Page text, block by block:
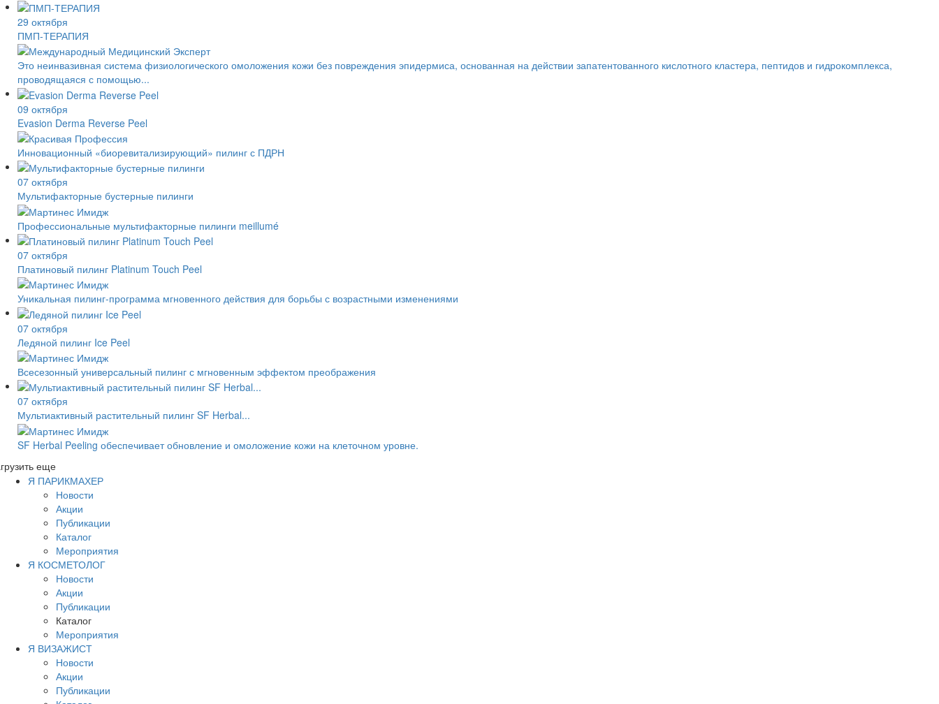
29 октября
ПМП-ТЕРАПИЯ
Это неинвазивная система физиологического омоложения кожи без повреждения эпидермиса, основанная на действии запатентованного кислотного кластера, пептидов и гидрокомплекса,
проводящаяся с помощью...
09 октября
Evasion Derma Reverse Peel
Инновационный «биоревитализирующий» пилинг с ПДРН
07 октября
Мультифакторные бустерные пилинги
Профессиональные мультифакторные пилинги meillumé
07 октября
Платиновый пилинг Platinum Touch Peel
Уникальная пилинг-программа мгновенного действия для борьбы с возрастными изменениями
07 октября
Ледяной пилинг Ice Peel
Всесезонный универсальный пилинг с мгновенным эффектом преображения
07 октября
Мультиактивный растительный пилинг SF Herbal...
SF Herbal Peeling обеспечивает обновление и омоложение кожи на клеточном уровне.
еще
Я ПАРИКМАХЕР
Новости
Акции
Публикации
Каталог
Мероприятия
Я КОСМЕТОЛОГ
Новости
Акции
Публикации
Каталог
Мероприятия
Я ВИЗАЖИСТ
Новости
Акции
Публикации